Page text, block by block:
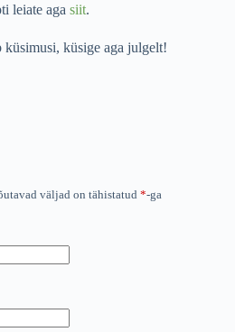
leiate aga siit.
küsige aga julgelt!
väljad on tähistatud *-ga